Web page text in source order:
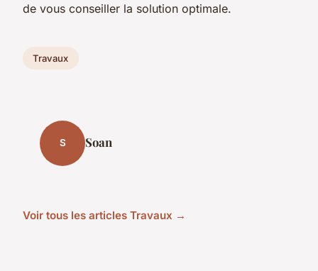
de vous conseiller la solution optimale.
Travaux
S Soan
Voir tous les articles Travaux →